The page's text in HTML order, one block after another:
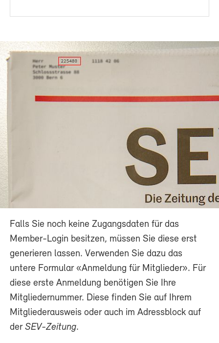
Falls Sie noch keine Zugangsdaten für das
Member-Login besitzen, müssen Sie diese erst
generieren lassen. Verwenden Sie dazu das
untere Formular «Anmeldung für Mitglieder». Für
diese erste Anmeldung benötigen Sie Ihre
Mitgliedernummer. Diese finden Sie auf Ihrem
Mitgliederausweis oder auch im Adressblock auf
der SEV-Zeitung.